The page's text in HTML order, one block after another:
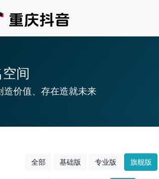
间
造价值、存在造就未来
全部 基础版 专业版 旗舰版